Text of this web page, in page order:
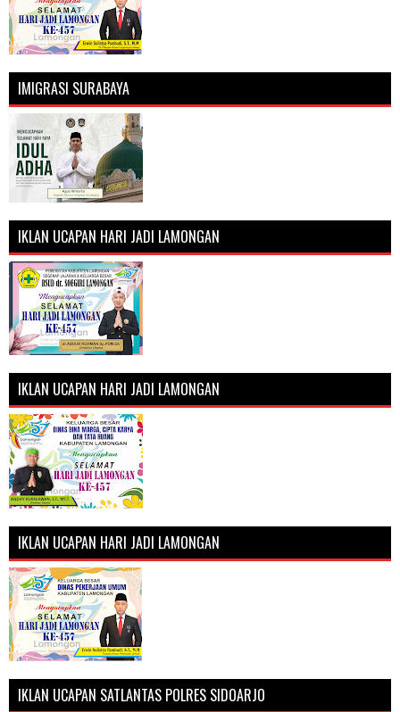
IMIGRASI SURABAYA
IKLAN UCAPAN HARI JADI LAMONGAN
IKLAN UCAPAN HARI JADI LAMONGAN
IKLAN UCAPAN HARI JADI LAMONGAN
IKLAN UCAPAN SATLANTAS POLRES SIDOARJO